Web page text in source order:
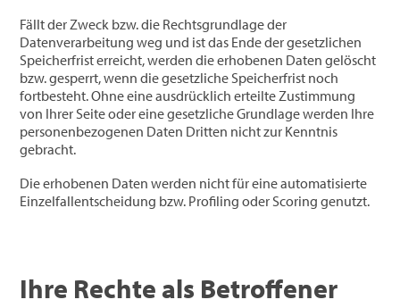
Fällt der Zweck bzw. die Rechtsgrundlage der
Datenverarbeitung weg und ist das Ende der gesetzlichen
Speicherfrist erreicht, werden die erhobenen Daten gelöscht
bzw. gesperrt, wenn die gesetzliche Speicherfrist noch
fortbesteht. Ohne eine ausdrücklich erteilte Zustimmung
von Ihrer Seite oder eine gesetzliche Grundlage werden Ihre
personenbezogenen Daten Dritten nicht zur Kenntnis
gebracht.
Die erhobenen Daten werden nicht für eine automatisierte
Einzelfallentscheidung bzw. Profiling oder Scoring genutzt.
Ihre Rechte als Betroffener